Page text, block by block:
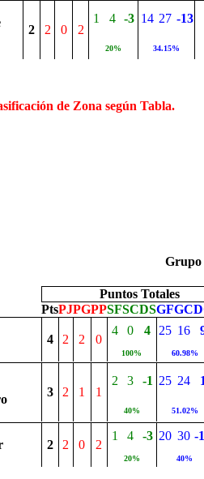
2 2 0 2
1 4 -3 14 27 -13
20% 34.15%
de Zona según Tabla.
Puntos Totales
PtsPJPGPPSFSCDSGFGC
4 2 2 0
4 0 4 25 16
100% 60.98%
3 2 1 1
2 3 -1 25 24
40% 51.02%
2 2 0 2
1 4 -3 20 30 -
20% 40%